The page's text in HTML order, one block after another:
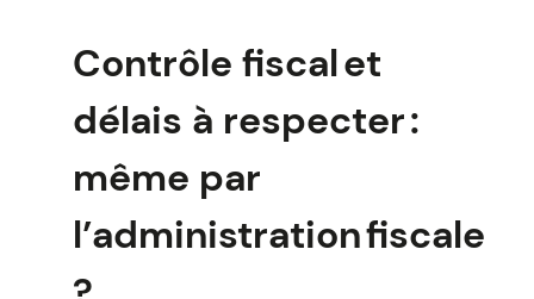
Contrôle fiscal et
délais à respecter :
même par
l’administration fiscale